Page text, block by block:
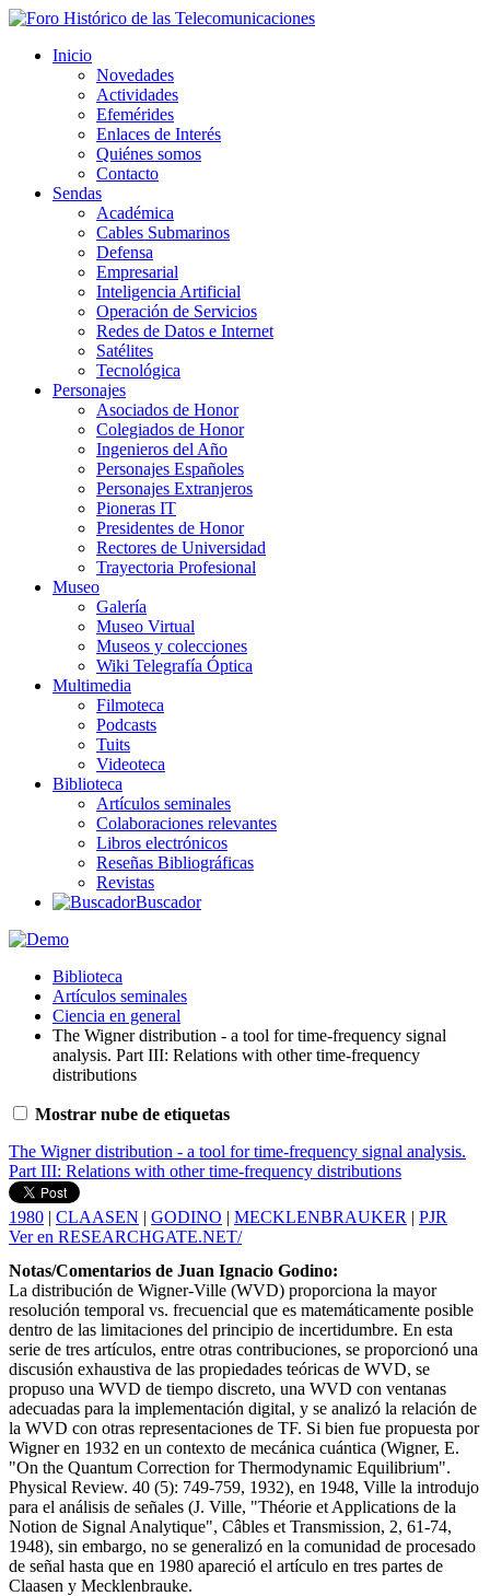
Inicio
Novedades
Actividades
Efemérides
Enlaces de Interés
Quiénes somos
Contacto
Sendas
Académica
Cables Submarinos
Defensa
Empresarial
Inteligencia Artificial
Operación de Servicios
Redes de Datos e Internet
Satélites
Tecnológica
Personajes
Asociados de Honor
Colegiados de Honor
Ingenieros del Año
Personajes Españoles
Personajes Extranjeros
Pioneras IT
Presidentes de Honor
Rectores de Universidad
Trayectoria Profesional
Museo
Galería
Museo Virtual
Museos y colecciones
Wiki Telegrafía Óptica
Multimedia
Filmoteca
Podcasts
Tuits
Videoteca
Biblioteca
Artículos seminales
Colaboraciones relevantes
Libros electrónicos
Reseñas Bibliográficas
Revistas
Buscador
Biblioteca
Artículos seminales
Ciencia en general
The Wigner distribution - a tool for time-frequency signal
analysis. Part III: Relations with other time-frequency
distributions
Mostrar nube de etiquetas
The Wigner distribution - a tool for time-frequency signal analysis.
Part III: Relations with other time-frequency distributions
1980 | CLAASEN | GODINO | MECKLENBRAUKER | PJR
Ver en RESEARCHGATE.NET/
Notas/Comentarios de Juan Ignacio Godino:
La distribución de Wigner-Ville (WVD) proporciona la mayor
resolución temporal vs. frecuencial que es matemáticamente posible
dentro de las limitaciones del principio de incertidumbre. En esta
serie de tres artículos, entre otras contribuciones, se proporcionó una
discusión exhaustiva de las propiedades teóricas de WVD, se
propuso una WVD de tiempo discreto, una WVD con ventanas
adecuadas para la implementación digital, y se analizó la relación de
la WVD con otras representaciones de TF. Si bien fue propuesta por
Wigner en 1932 en un contexto de mecánica cuántica (Wigner, E.
"On the Quantum Correction for Thermodynamic Equilibrium".
Physical Review. 40 (5): 749-759, 1932), en 1948, Ville la introdujo
para el análisis de señales (J. Ville, "Théorie et Applications de la
Notion de Signal Analytique", Câbles et Transmission, 2, 61-74,
1948), sin embargo, no se generalizó en la comunidad de procesado
de señal hasta que en 1980 apareció el artículo en tres partes de
Claasen y Mecklenbrauke.